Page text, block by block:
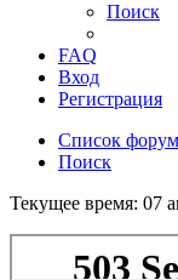
Поиск
FAQ
Вход
Регистрация
Список
Поиск
Текущее время: 07